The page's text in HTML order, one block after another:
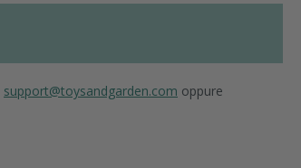
support@toysandgarden.com oppure